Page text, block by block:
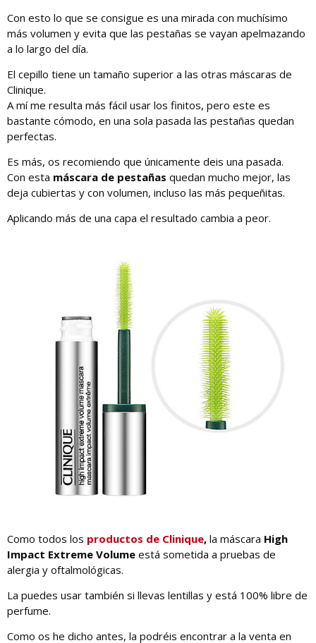
Con esto lo que se consigue es una mirada con muchísimo
más volumen y evita que las pestañas se vayan apelmazando
a lo largo del día.
El cepillo tiene un tamaño superior a las otras máscaras de
Clinique.
A mí me resulta más fácil usar los finitos, pero este es
bastante cómodo, en una sola pasada las pestañas quedan
perfectas.
Es más, os recomiendo que únicamente deis una pasada.
Con esta máscara de pestañas quedan mucho mejor, las
deja cubiertas y con volumen, incluso las más pequeñitas.
Aplicando más de una capa el resultado cambia a peor.
Como todos los productos de Clinique, la máscara High
Impact Extreme Volume está sometida a pruebas de
alergia y oftalmológicas.
La puedes usar también si llevas lentillas y está 100% libre de
perfume.
Como os he dicho antes, la podréis encontrar a la venta en